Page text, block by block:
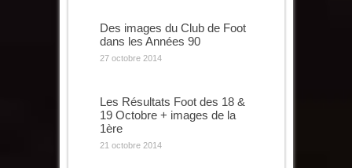
Des images du Club de Foot
dans les Années 90
27 octobre 2014
Les Résultats Foot des 18 &
19 Octobre + images de la
1ère
21 octobre 2014